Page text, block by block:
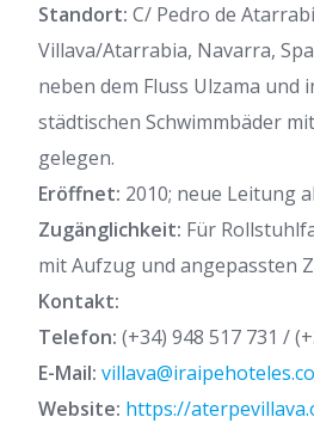
Standort: C/ Pedro de
Villava/Atarrabia, Navarra,
neben dem Fluss Ulzama und
städtischen Schwimmbäder
gelegen.
Eröffnet: 2010; neue Leitung
Zugänglichkeit: Für
mit Aufzug und angepassten
Kontakt:
Telefon: (+34) 948 517 731 /
E-Mail:
Website: https://